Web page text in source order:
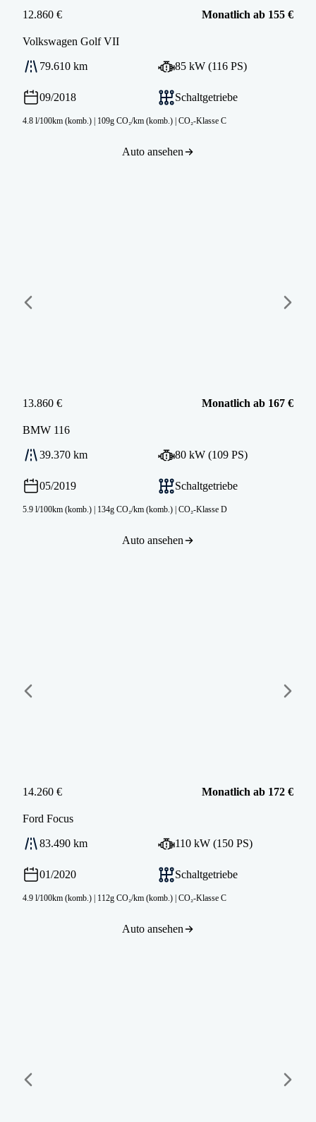
12.860 € Monatlich ab 155 €
Volkswagen Golf VII
79.610 km 85 kW (116 PS)
09/2018 Schaltgetriebe
4.8 l/100km (komb.) | 109g CO₂/km (komb.) | CO₂-Klasse C
Auto ansehen
13.860 € Monatlich ab 167 €
BMW 116
39.370 km 80 kW (109 PS)
05/2019 Schaltgetriebe
5.9 l/100km (komb.) | 134g CO₂/km (komb.) | CO₂-Klasse D
Auto ansehen
14.260 € Monatlich ab 172 €
Ford Focus
83.490 km 110 kW (150 PS)
01/2020 Schaltgetriebe
4.9 l/100km (komb.) | 112g CO₂/km (komb.) | CO₂-Klasse C
Auto ansehen